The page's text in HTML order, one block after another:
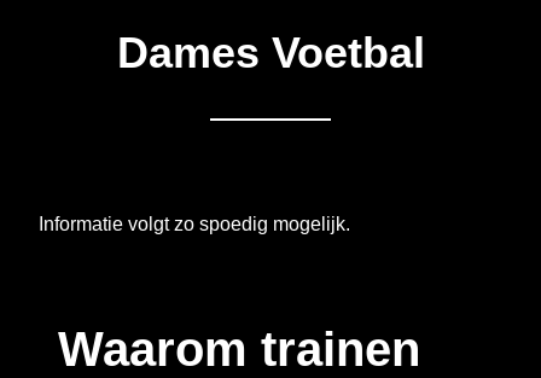
Dames Voetbal
Informatie volgt zo spoedig mogelijk.
Waarom trainen